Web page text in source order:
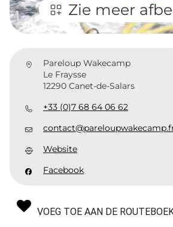
Zie meer
Pareloup Wakecamp
Le Fraysse
12290 Canet-de-Salars
+33 (0)7 68 64 06 62
Website
Facebook
VOEG TOE AAN DE